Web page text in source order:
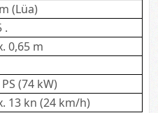
(Lüa)
.
0,65 m
(74 kW)
13 kn (24 km/h)